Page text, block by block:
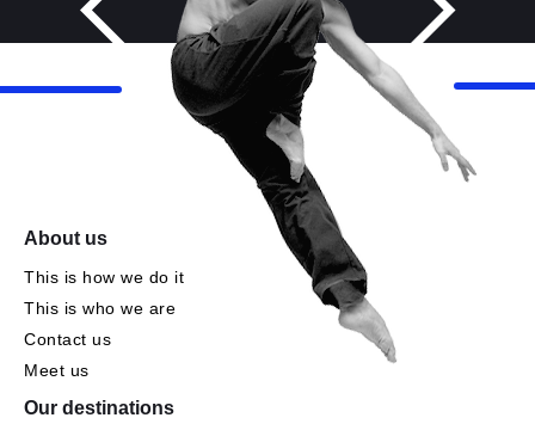
About us
This is how we do it
This is who we are
Contact us
Meet us
Our destinations